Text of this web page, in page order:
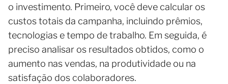
o investimento. Primeiro, você deve calcular os
custos totais da campanha, incluindo prêmios,
tecnologias e tempo de trabalho. Em seguida, é
preciso analisar os resultados obtidos, como o
aumento nas vendas, na produtividade ou na
satisfação dos colaboradores.